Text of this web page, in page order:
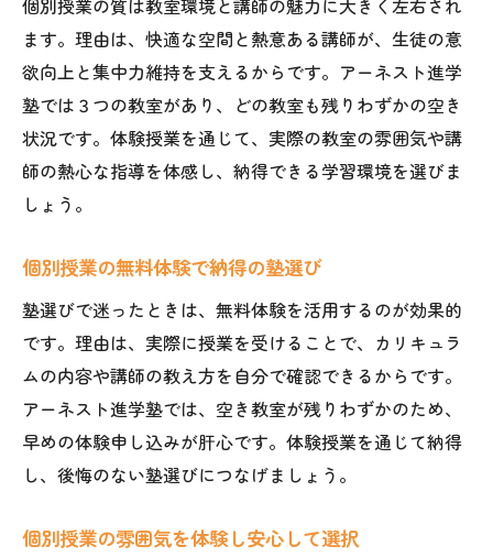
ます。理由は、快適な空間と熱意ある講師が、生徒の意
欲向上と集中力維持を支えるからです。アーネスト進学
塾では３つの教室があり、どの教室も残りわずかの空き
状況です。体験授業を通じて、実際の教室の雰囲気や講
師の熱心な指導を体感し、納得できる学習環境を選びま
しょう。
個別授業の無料体験で納得の塾選び
塾選びで迷ったときは、無料体験を活用するのが効果的
です。理由は、実際に授業を受けることで、カリキュラ
ムの内容や講師の教え方を自分で確認できるからです。
アーネスト進学塾では、空き教室が残りわずかのため、
早めの体験申し込みが肝心です。体験授業を通じて納得
し、後悔のない塾選びにつなげましょう。
個別授業の雰囲気を体験し安心して選択